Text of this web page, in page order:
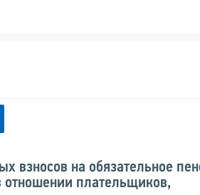
взносов на обязательное
плательщиков,